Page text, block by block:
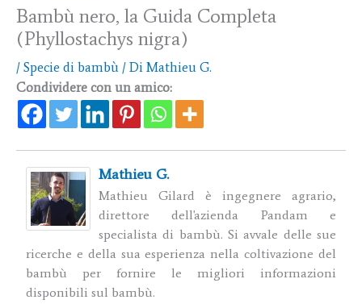
Bambù nero, la Guida Completa
(Phyllostachys nigra)
/ Specie di bambù / Di Mathieu G.
Condividere con un amico:
Mathieu G.
Mathieu Gilard è ingegnere agrario,
direttore dell'azienda Pandam e
specialista di bambù. Si avvale delle sue
ricerche e della sua esperienza nella coltivazione del
bambù per fornire le migliori informazioni
disponibili sul bambù.